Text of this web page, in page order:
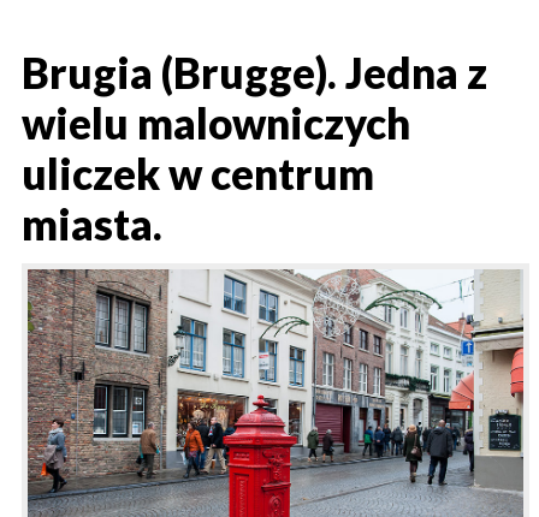
Brugia (Brugge). Jedna z
wielu malowniczych
uliczek w centrum
miasta.